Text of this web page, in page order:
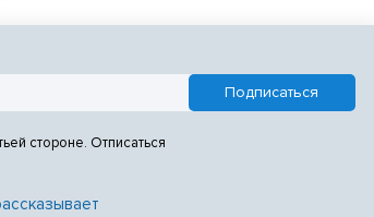
стороне. Отписаться